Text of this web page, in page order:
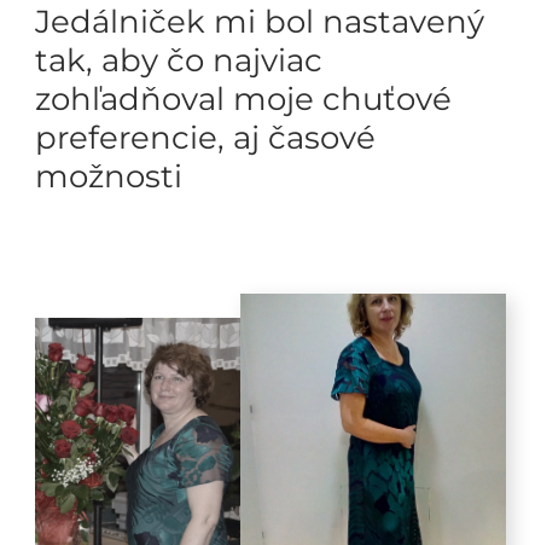
Jedálniček mi bol nastavený
tak, aby čo najviac
zohľadňoval moje chuťové
preferencie, aj časové
možnosti